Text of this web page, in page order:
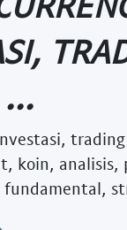
...
koin,
fundamental,